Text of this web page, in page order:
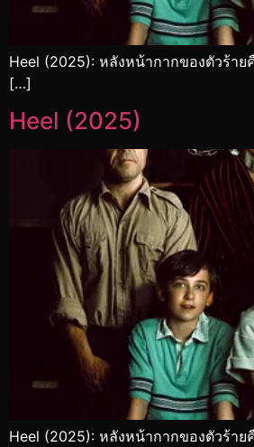
Heel (2025): หลังหน้ากากของตัวร้าย
[…]
Heel (2025)
Heel (2025): หลังหน้ากากของตัวร้าย